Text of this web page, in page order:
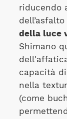
riducendo
della luce
Shimano
capacità
nella
(come